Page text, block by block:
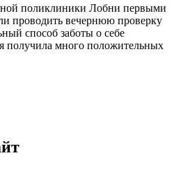
поликлиники Лобни первыми
проводить вечернюю проверку
способ заботы о себе
получила много положительных